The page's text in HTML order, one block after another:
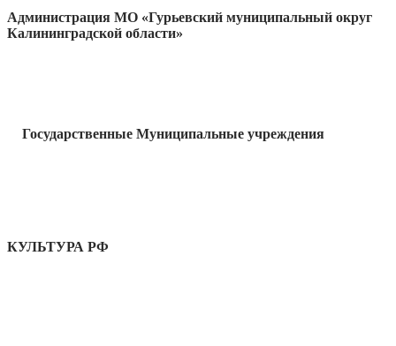
Администрация МО «Гурьевский муниципальный округ
Калининградской области»
Государственные Муниципальные учреждения
КУЛЬТУРА РФ